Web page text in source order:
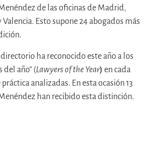
de las oficinas de Madrid,
Valencia. Esto supone 24 abogados más
ha reconocido este año a los
del año” (Lawyers of the Year) en cada
analizadas. En esta ocasión 13
han recibido esta distinción.